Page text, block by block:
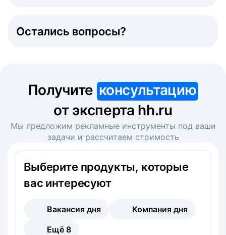
Остались вопросы?
Получите консультацию
от эксперта hh.ru
Мы предложим рекламные инструменты под ваши
задачи и рассчитаем стоимость
Выберите продукты, которые
вас интересуют
Вакансия дня
Компания дня
Ещё 8